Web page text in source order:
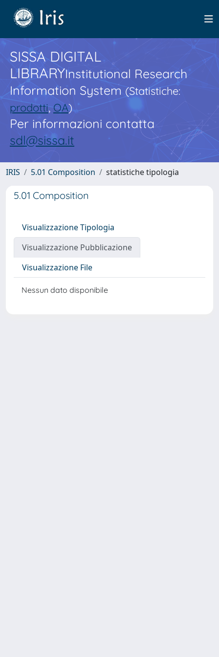
SISSA DIGITAL
LIBRARYInstitutional Research
Information System(Statistiche:
prodotti,OA)
Per informazioni contatta
sdl@sissa.it
IRIS 5.01 Composition statistiche tipologia
5.01 Composition
Visualizzazione Tipologia
Visualizzazione Pubblicazione
Visualizzazione File
Nessun dato disponibile